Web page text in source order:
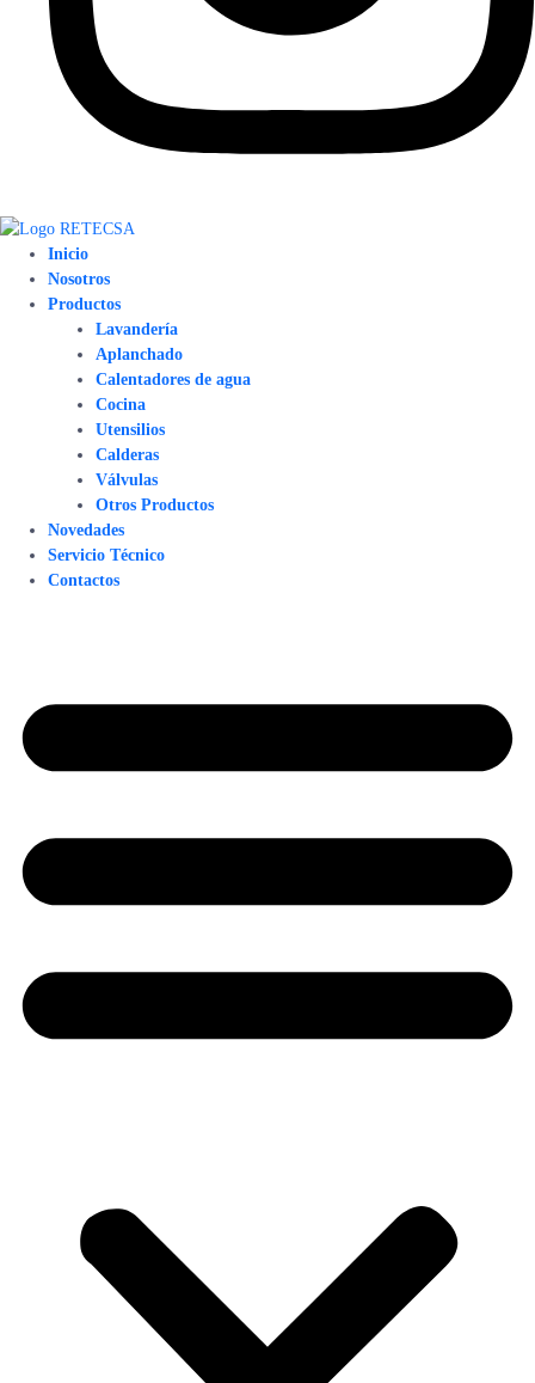
Inicio
Nosotros
Productos
Lavandería
Aplanchado
Calentadores de agua
Cocina
Utensilios
Calderas
Válvulas
Otros Productos
Novedades
Servicio Técnico
Contactos